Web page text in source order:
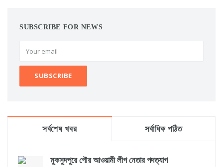
SUBSCRIBE FOR NEWS
সর্বশেষ খবর সর্বাধিক পঠিত
মুকসুদপুরে পৌর আওয়ামী লীগ নেতার পদত্যাগ